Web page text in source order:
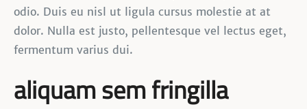
odio. Duis eu nisl ut ligula cursus molestie at at
dolor. Nulla est justo, pellentesque vel lectus eget,
fermentum varius dui.
aliquam sem fringilla